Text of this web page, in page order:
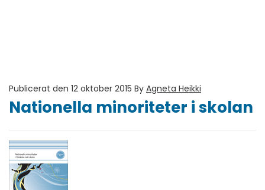
Publicerat den 12 oktober 2015 By Agneta Heikki
Nationella minoriteter i skolan